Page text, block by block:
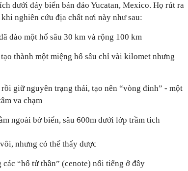
dưới đáy biển bán đảo Yucatan, Mexico. Họ rút ra
nghiên cứu địa chất nơi này như sau:
đào một hố sâu 30 km và rộng 100 km
thành một miệng hố sâu chỉ vài kilomet nhưng
giữ nguyên trạng thái, tạo nên “vòng đỉnh” - một
va chạm
ngoài bờ biển, sâu 600m dưới lớp trầm tích
nhưng có thể thấy được
“hố tử thần” (cenote) nổi tiếng ở đây